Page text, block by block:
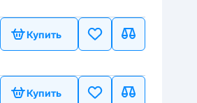
Купить
Купить